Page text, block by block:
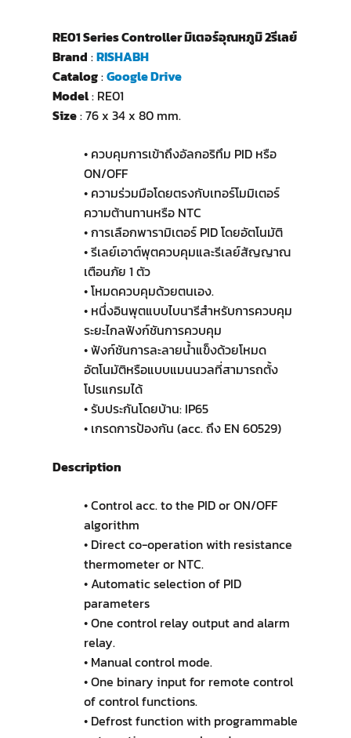
RE01 Series Controller มิเตอร์อุณหภูมิ 2รีเลย์
Brand :RISHABH
Catalog:Google Drive
Model: RE01
Size: 76 x 34 x 80 mm.
• ควบคุมการเข้าถึงอัลกอริทึม PID หรือ
ON/OFF
• ความร่วมมือโดยตรงกับเทอร์โมมิเตอร์
ความต้านทานหรือ NTC
• การเลือกพารามิเตอร์ PID โดยอัตโนมัติ
• รีเลย์เอาต์พุตควบคุมและรีเลย์สัญญาณ
เตือนภัย 1 ตัว
• โหมดควบคุมด้วยตนเอง.
• หนึ่งอินพุตแบบไบนารีสำหรับการควบคุม
ระยะไกลฟังก์ชันการควบคุม
• ฟังก์ชันการละลายน้ำแข็งด้วยโหมด
อัตโนมัติหรือแบบแมนนวลที่สามารถตั้ง
โปรแกรมได้
• รับประกันโดยบ้าน: IP65
• เกรดการป้องกัน (acc. ถึง EN 60529)
Description
• Control acc. to the PID or ON/OFF
algorithm
• Direct co-operation with resistance
thermometer or NTC.
• Automatic selection of PID
parameters
• One control relay output and alarm
relay.
• Manual control mode.
• One binary input for remote control
of control functions.
• Defrost function with programmable